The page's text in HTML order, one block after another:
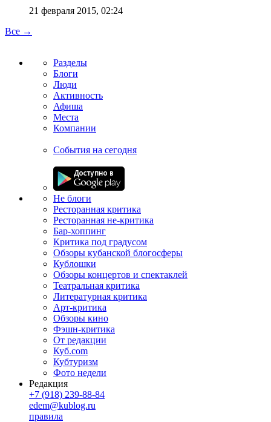
21 февраля 2015, 02:24
Все →
Разделы
Блоги
Люди
Активность
Афиша
Места
Компании
События на сегодня
Не блоги
Ресторанная критика
Ресторанная не-критика
Бар-хоппинг
Критика под градусом
Обзоры кубанской блогосферы
Кублошки
Обзоры концертов и спектаклей
Театральная критика
Литературная критика
Арт-критика
Обзоры кино
Фэшн-критика
От редакции
Куб.com
Кубтуризм
Фото недели
Редакция
+7 (918) 239-88-84
edem@kublog.ru
правила